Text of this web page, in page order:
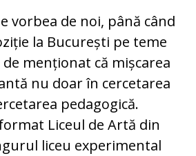
vorbea de noi, până când
la București pe teme
de menționat că mișcarea
nu doar în cercetarea
pedagogică.
Liceul de Artă din
liceu experimental